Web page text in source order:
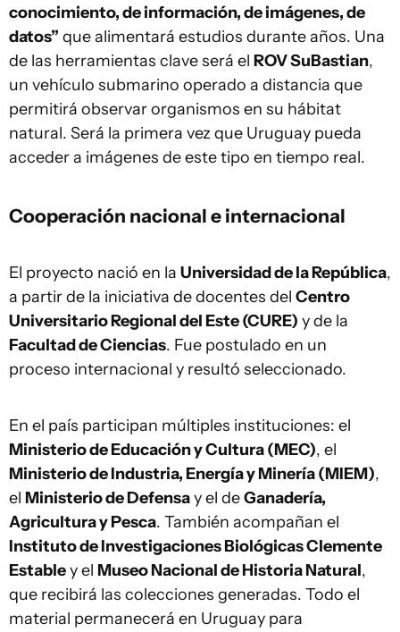
conocimiento, de información, de imágenes, de
datos” que alimentará estudios durante años. Una
de las herramientas clave será el ROV SuBastian,
un vehículo submarino operado a distancia que
permitirá observar organismos en su hábitat
natural. Será la primera vez que Uruguay pueda
acceder a imágenes de este tipo en tiempo real.
Cooperación nacional e internacional
El proyecto nació en la Universidad de la República,
a partir de la iniciativa de docentes del Centro
Universitario Regional del Este (CURE) y de la
Facultad de Ciencias. Fue postulado en un
proceso internacional y resultó seleccionado.
En el país participan múltiples instituciones: el
Ministerio de Educación y Cultura (MEC), el
Ministerio de Industria, Energía y Minería (MIEM),
el Ministerio de Defensay el deGanadería,
Agricultura y Pesca. También acompañan el
Instituto de Investigaciones Biológicas Clemente
Establey el Museo Nacional de Historia Natural,
que recibirá las colecciones generadas. Todo el
material permanecerá en Uruguay para